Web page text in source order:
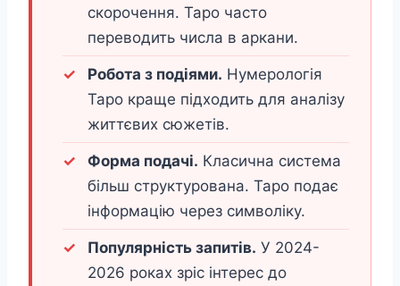
скорочення. Таро часто
переводить числа в аркани.
Робота з подіями. Нумерологія
Таро краще підходить для аналізу
життєвих сюжетів.
Форма подачі. Класична система
більш структурована. Таро подає
інформацію через символіку.
Популярність запитів. У 2024-
2026 роках зріс інтерес до